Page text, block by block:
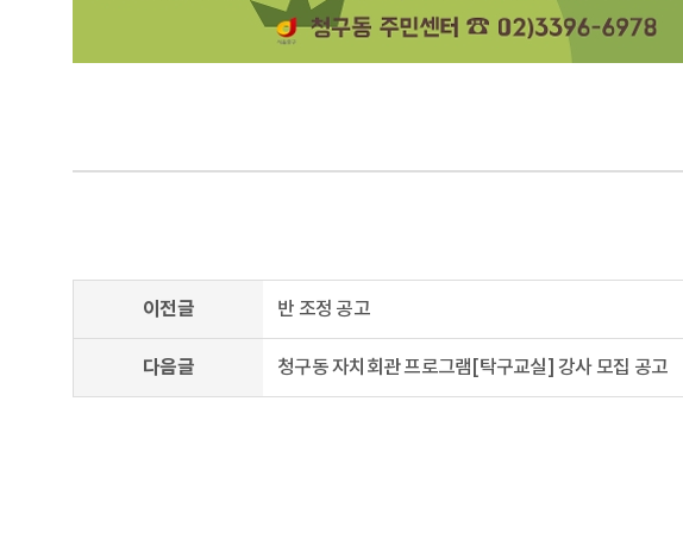
이전글 반 조정 공고
다음글 청구동 자치회관 프로그램[탁구교실] 강사 모집 공고